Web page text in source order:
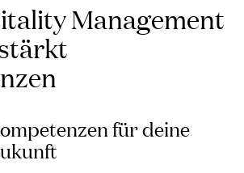
Management
für deine